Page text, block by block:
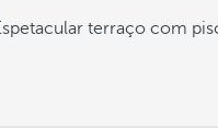
terraço com